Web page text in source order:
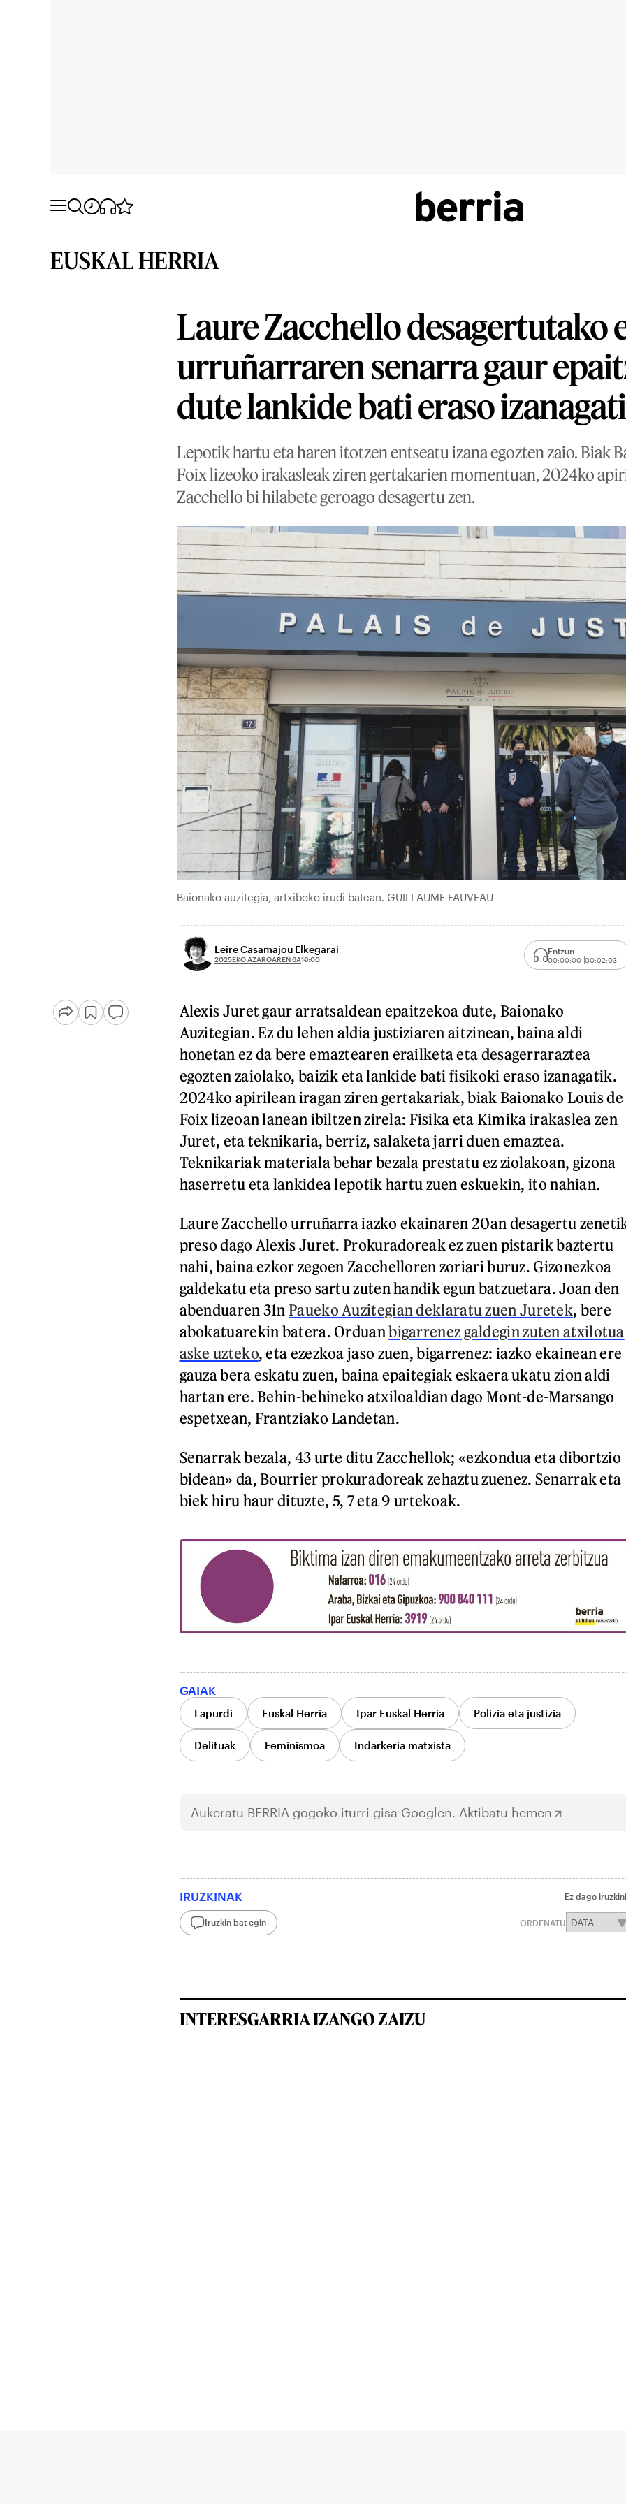
EUSKAL HERRIA
Laure Zacchello desagertutako
urruñarraren senarra gaur
dute lankide bati eraso
Lepotik hartu eta haren itotzen entseatu izana egozten zaio. Biak
Foix lizeoko irakasleak ziren gertakarien momentuan, 2024ko
Zacchello bi hilabete geroago desagertu zen.
Baionako auzitegia, artxiboko irudi batean. GUILLAUME FAUVEAU
Leire Casamajou Elkegarai
2025EKO AZAROAREN 6A16:00
Entzun
00:00:00 00:02:03
Alexis Juret gaur arratsaldean epaitzekoa dute, Baionako
Auzitegian. Ez du lehen aldia justiziaren aitzinean, baina aldi
honetan ez da bere emaztearen erailketa eta desagerraraztea
egozten zaiolako, baizik eta lankide bati fisikoki eraso izanagatik.
2024ko apirilean iragan ziren gertakariak, biak Baionako Louis de
Foix lizeoan lanean ibiltzen zirela: Fisika eta Kimika irakaslea zen
Juret, eta teknikaria, berriz, salaketa jarri duen emaztea.
Teknikariak materiala behar bezala prestatu ez ziolakoan, gizona
haserretu eta lankidea lepotik hartu zuen eskuekin, ito nahian.
Laure Zacchello urruñarra iazko ekainaren 20an desagertu
preso dago Alexis Juret. Prokuradoreak ez zuen pistarik baztertu
nahi, baina ezkor zegoen Zacchelloren zoriari buruz. Gizonezkoa
galdekatu eta preso sartu zuten handik egun batzuetara. Joan den
abenduaren 31nPaueko Auzitegian deklaratu zuen Juretek, bere
abokatuarekin batera. Orduanbigarrenez galdegin zuten atxilotua
aske uzteko, eta ezezkoa jaso zuen, bigarrenez: iazko ekainean ere
gauza bera eskatu zuen, baina epaitegiak eskaera ukatu zion aldi
hartan ere. Behin-behineko atxiloaldian dago Mont-de-Marsango
espetxean, Frantziako Landetan.
Senarrak bezala, 43 urte ditu Zacchellok; «ezkondua eta dibortzio
bidean» da, Bourrier prokuradoreak zehaztu zuenez. Senarrak eta
biek hiru haur dituzte, 5, 7 eta 9 urtekoak.
GAIAK
Lapurdi Euskal Herria Ipar Euskal Herria Polizia eta justizia
Delituak Feminismoa Indarkeria matxista
Aukeratu BERRIA gogoko iturri gisa Googlen. Aktibatu hemen
IRUZKINAK Ez dago
Iruzkin bat egin ORDENATU
INTERESGARRIA IZANGO ZAIZU